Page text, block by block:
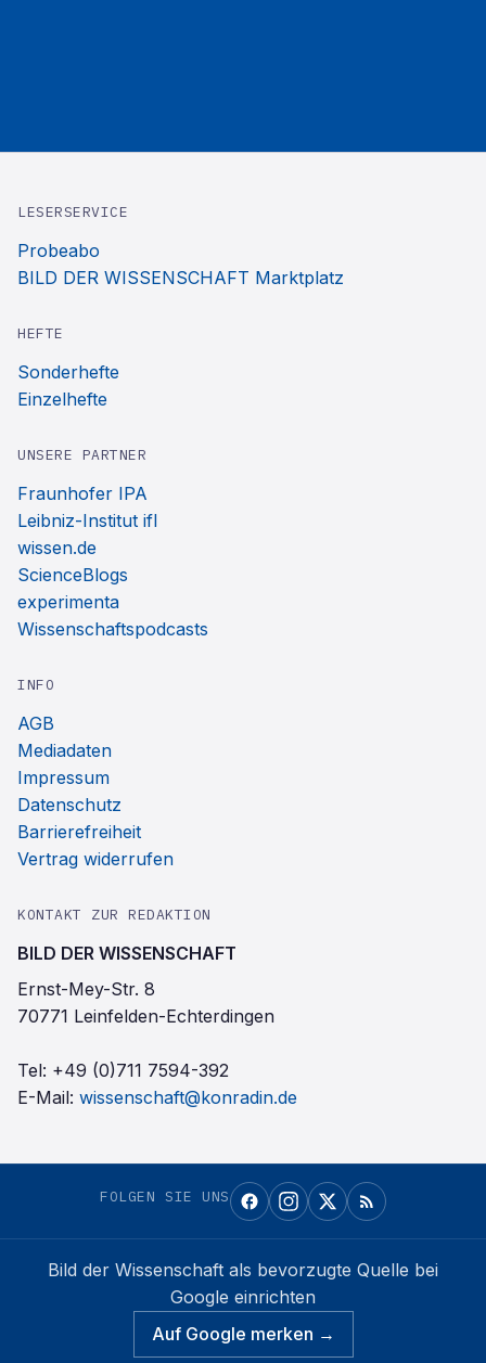
LESERSERVICE
Probeabo
BILD DER WISSENSCHAFT Marktplatz
HEFTE
Sonderhefte
Einzelhefte
UNSERE PARTNER
Fraunhofer IPA
Leibniz-Institut ifl
wissen.de
ScienceBlogs
experimenta
Wissenschaftspodcasts
INFO
AGB
Mediadaten
Impressum
Datenschutz
Barrierefreiheit
Vertrag widerrufen
KONTAKT ZUR REDAKTION
BILD DER WISSENSCHAFT
Ernst-Mey-Str. 8
70771 Leinfelden-Echterdingen
Tel: +49 (0)711 7594-392
E-Mail: wissenschaft@konradin.de
FOLGEN SIE UNS
Bild der Wissenschaft als bevorzugte Quelle bei
Google einrichten
Auf Google merken →